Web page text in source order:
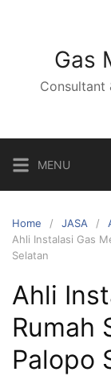
Gas
Consultant
MENU
Home JASA
Ahli Instalasi Gas
Selatan
Ahli
Rumah
Palopo